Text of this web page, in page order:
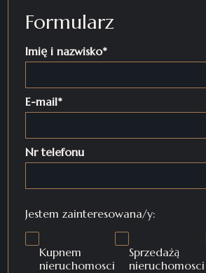
Formularz
Imię i nazwisko*
E-mail*
Nr telefonu
Jestem zainteresowana/y:
Kupnem
nieruchomosci
Sprzedażą
nieruchomosci